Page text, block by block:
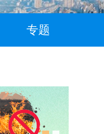
专题